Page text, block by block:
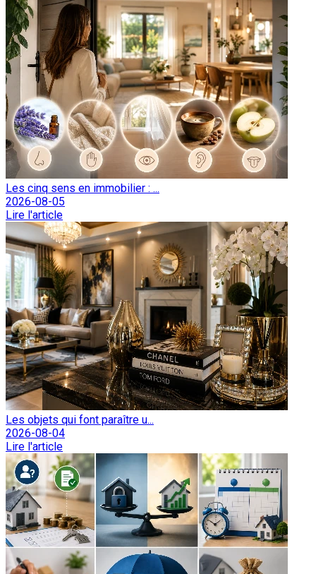
Les cinq sens en immobilier : ...
2026-08-05
Lire l'article
Les objets qui font paraître u...
2026-08-04
Lire l'article